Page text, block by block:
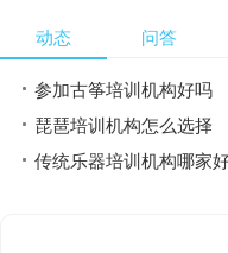
划和教学
到自己的
业余5段，
国家二级运
动态 问答
参加古筝培训机构好吗
琵琶培训机构怎么选择
传统乐器培训机构哪家